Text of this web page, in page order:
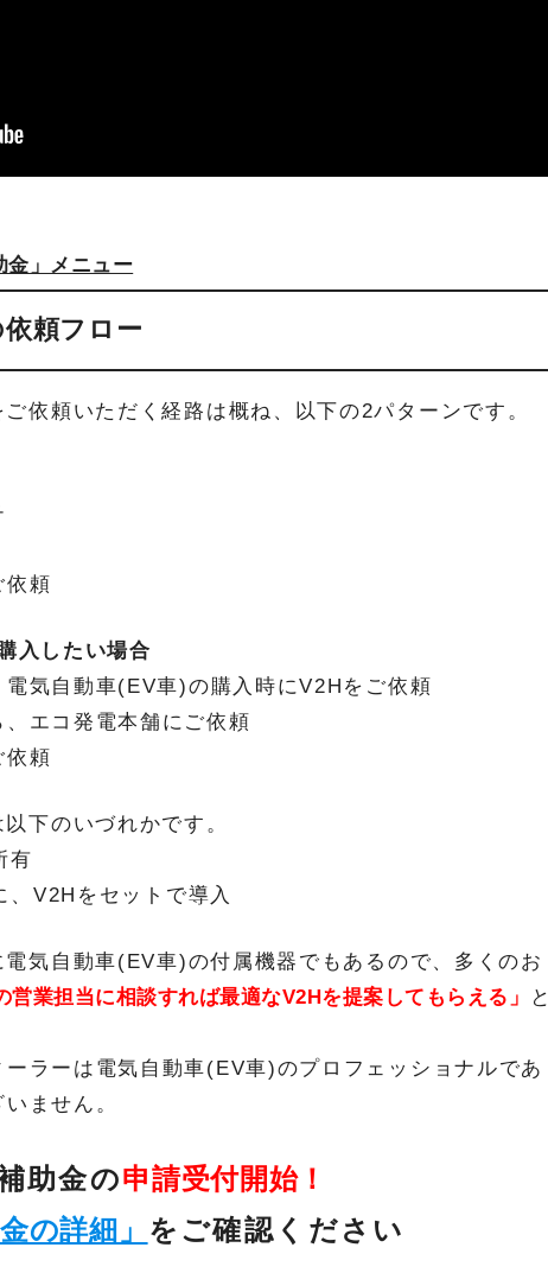
金」メニュー
頼フロー
依頼いただく経路は概ね、以下の2パターンです。
頼
入したい場合
気自動車(EV車)の購入時にV2Hをご依頼
エコ発電本舗にご依頼
頼
下のいづれかです。
有
、V2Hをセットで導入
気自動車(EV車)の付属機器でもあるので、多くのお
営業担当に相談すれば最適なV2Hを提案してもらえる」
と
ラーは電気自動車(EV車)のプロフェッショナルであ
ません。
助金の申請受付開始！
の詳細」 をご確認ください